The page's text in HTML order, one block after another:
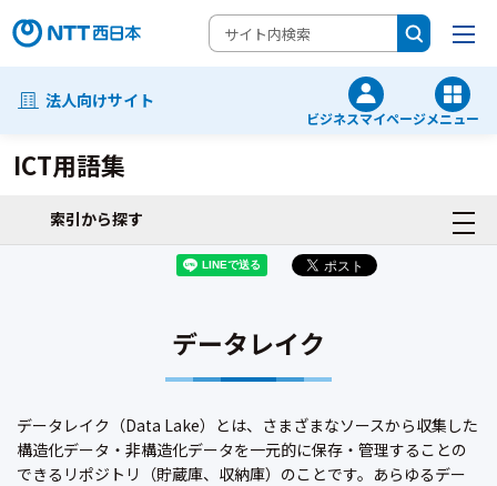
法人向けサイト
ビジネスマイページメニュー
ICT用語集
索引から探す
データレイク
データレイク（Data Lake）とは、さまざまなソースから収集した
構造化データ・非構造化データを一元的に保存・管理することの
できるリポジトリ（貯蔵庫、収納庫）のことです。あらゆるデー